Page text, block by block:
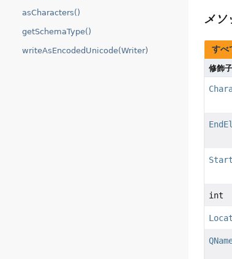
asCharacters()
getSchemaType()
writeAsEncodedUnicode(Writer)
メソ
すべ
修飾
int